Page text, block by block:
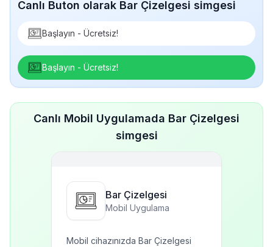
Canlı Buton olarak Bar Çizelgesi simgesi
Başlayın - Ücretsiz!
Başlayın - Ücretsiz!
Canlı Mobil Uygulamada Bar Çizelgesi
simgesi
Bar Çizelgesi
Mobil Uygulama
Mobil cihazınızda Bar Çizelgesi